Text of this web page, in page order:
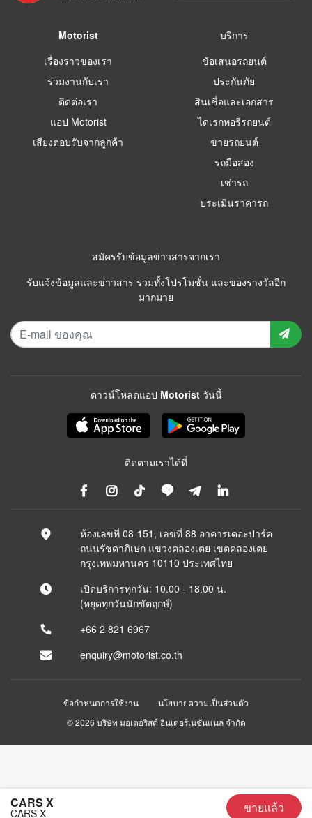
CARS X
CARS X ขายแล้ว
Motorist
เรื่องราวของเรา
ร่วมงานกับเรา
ติดต่อเรา
แอป Motorist
เสียงตอบรับจากลูกค้า
บริการ
ข้อเสนอรถยนต์
ประกันภัย
สินเชื่อและเอกสาร
ไดเรกทอรีรถยนต์
ขายรถยนต์
รถมือสอง
เช่ารถ
ประเมินราคารถ
สมัครรับข้อมูลข่าวสารจากเรา
รับแจ้งข้อมูลและข่าวสาร รวมทั้งโปรโมชั่น และของรางวัลอีก
มากมาย
ดาวน์โหลดแอป Motorist วันนี้
ติดตามเราได้ที่
ห้องเลขที่ 08-151, เลขที่ 88 อาคารเดอะปาร์ค
ถนนรัชดาภิเษก แขวงคลองเตย เขตคลองเตย
กรุงเทพมหานคร 10110 ประเทศไทย
เปิดบริการทุกวัน: 10.00 - 18.00 น.
(หยุดทุกวันนักขัตฤกษ์)
+66 2 821 6967
enquiry@motorist.co.th
ข้อกำหนดการใช้งาน
นโยบายความเป็นส่วนตัว
© 2026 บริษัท มอเตอริสต์ อินเตอร์เนชั่นแนล จำกัด